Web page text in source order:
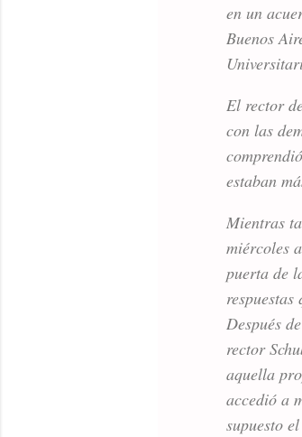
en un
Buenos
El rector
con las
estaban
Mientras
miércoles
puerta de
Después
rector
aquella
accedió a
supuesto